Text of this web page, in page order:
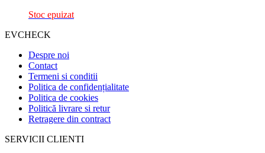
Stoc epuizat
EVCHECK
Despre noi
Contact
Termeni si conditii
Politica de confidențialitate
Politica de cookies
Politică livrare si retur
Retragere din contract
SERVICII CLIENTI